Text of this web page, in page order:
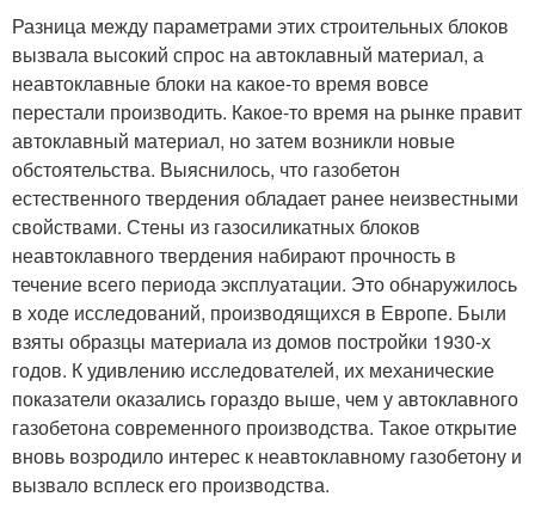
Разница между параметрами этих строительных блоков
вызвала высокий спрос на автоклавный материал, а
неавтоклавные блоки на какое-то время вовсе
перестали производить. Какое-то время на рынке правит
автоклавный материал, но затем возникли новые
обстоятельства. Выяснилось, что газобетон
естественного твердения обладает ранее неизвестными
свойствами. Стены из газосиликатных блоков
неавтоклавного твердения набирают прочность в
течение всего периода эксплуатации. Это обнаружилось
в ходе исследований, производящихся в Европе. Были
взяты образцы материала из домов постройки 1930-х
годов. К удивлению исследователей, их механические
показатели оказались гораздо выше, чем у автоклавного
газобетона современного производства. Такое открытие
вновь возродило интерес к неавтоклавному газобетону и
вызвало всплеск его производства.